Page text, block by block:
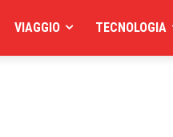
VIAGGIO TECNOLOGIA